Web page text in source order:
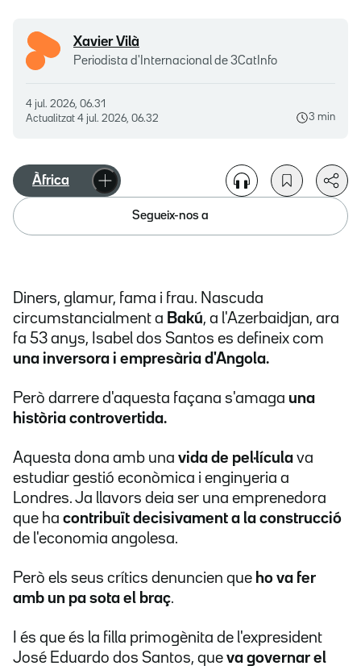
Xavier Vilà
Periodista d'Internacional de 3CatInfo
4 jul. 2026, 06.31
Actualitzat 4 jul. 2026, 06.32 3 min
Àfrica
Segueix-nos a
Diners, glamur, fama i frau. Nascuda
circumstancialment a Bakú, a l'Azerbaidjan, ara
fa 53 anys, Isabel dos Santos es defineix com
una inversora i empresària d'Angola.
Però darrere d'aquesta façana s'amaga una
història controvertida.
Aquesta dona amb una vida de pel·lícula va
estudiar gestió econòmica i enginyeria a
Londres. Ja llavors deia ser una emprenedora
que ha contribuït decisivament a la construcció
de l'economia angolesa.
Però els seus crítics denuncien que ho va fer
amb un pa sota el braç.
I és que és la filla primogènita de l'expresident
José Eduardo dos Santos, que va governar el